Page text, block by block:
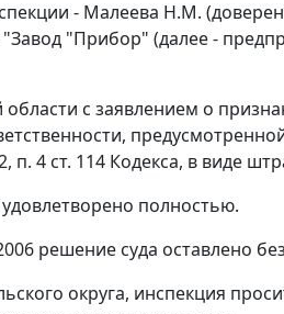
- Малеева Н.М.
"Прибор" (далее -
с заявлением о
, п. 4 ст. 114 Кодекса, в виде
полностью.
решение суда оставлено
округа, инспекция